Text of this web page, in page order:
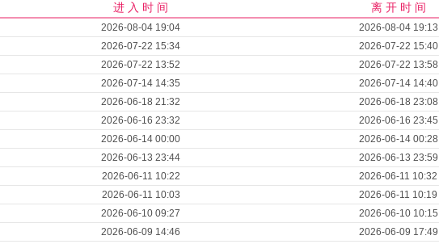
进 入 时 间 离 开 时 间
2026-08-04 19:04 2026-08-04 19:13
2026-07-22 15:34 2026-07-22 15:40
2026-07-22 13:52 2026-07-22 13:58
2026-07-14 14:35 2026-07-14 14:40
2026-06-18 21:32 2026-06-18 23:08
2026-06-16 23:32 2026-06-16 23:45
2026-06-14 00:00 2026-06-14 00:28
2026-06-13 23:44 2026-06-13 23:59
2026-06-11 10:22 2026-06-11 10:32
2026-06-11 10:03 2026-06-11 10:19
2026-06-10 09:27 2026-06-10 10:15
2026-06-09 14:46 2026-06-09 17:49